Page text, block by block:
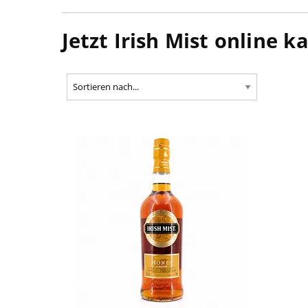
Jetzt Irish Mist online